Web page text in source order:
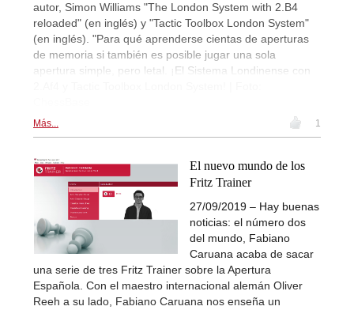
autor, Simon Williams "The London System with 2.B4
reloaded" (en inglés) y "Tactic Toolbox London System"
(en inglés). "Para qué aprenderse cientas de aperturas
de memoria si también es posible jugar una sola
apertura simple, pero letal. ¡El Sistema Londinense con
Más... 1
El nuevo mundo de los
Fritz Trainer
27/09/2019 – Hay buenas
noticias: el número dos
del mundo, Fabiano
Caruana acaba de sacar
una serie de tres Fritz Trainer sobre la Apertura
Española. Con el maestro internacional alemán Oliver
Reeh a su lado, Fabiano Caruana nos enseña un